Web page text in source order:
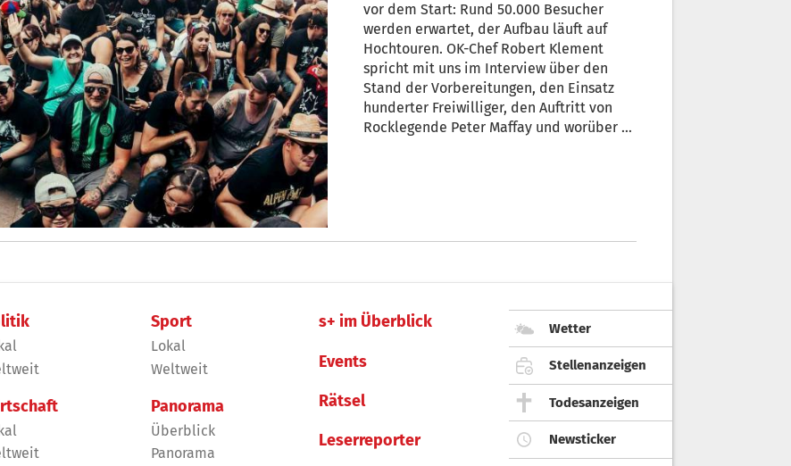
vor dem Start: Rund 50.000 Besucher
werden erwartet, der Aufbau läuft auf
Hochtouren. OK-Chef Robert Klement
spricht mit uns im Interview über den
Stand der Vorbereitungen, den Einsatz
hunderter Freiwilliger, den Auftritt von
Rocklegende Peter Maffay und worüber er
Sport
Lokal
Weltweit
Panorama
Überblick
Panorama
s+ im Überblick
Events
Rätsel
Leserreporter
Wetter
Stellenanzeigen
Todesanzeigen
Newsticker